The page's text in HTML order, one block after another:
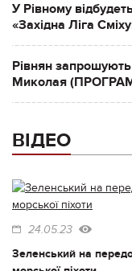
У Рівному
«Західна Ліга
Рівнян
Миколая
ВІДЕО
24.05.23
Зеленський на